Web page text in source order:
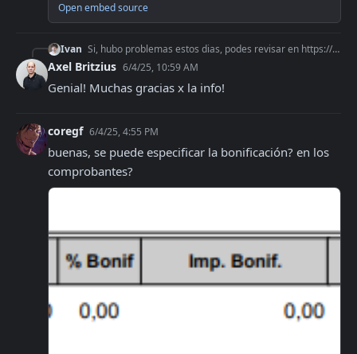
Open embed source
Ivan Si, hubo problemas estos dias, podes revisar en https://status.afipsdk.com/
Axel Britzius 6/4/25, 10:59 AM
Genial! Muchas gracias x la info!
coregf 6/4/25, 4:55 PM
buenas, se puede especificar la bonificación? en los
comprobantes?